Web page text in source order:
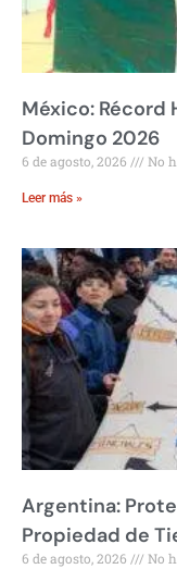
México: Récord
Domingo 2026
6 de agosto, 2026 No
Leer más »
Argentina:
Propiedad de
6 de agosto, 2026 No